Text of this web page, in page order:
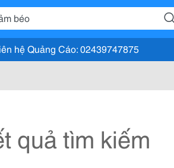
hệ Quảng Cáo: 02439747875
quả tìm kiếm